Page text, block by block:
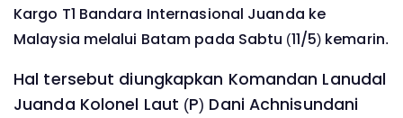
Kargo T1 Bandara Internasional Juanda ke
Malaysia melalui Batam pada Sabtu (11/5) kemarin.
Hal tersebut diungkapkan Komandan Lanudal
Juanda Kolonel Laut (P) Dani Achnisundani